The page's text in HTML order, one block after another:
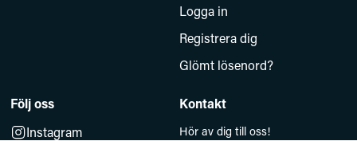
Logga in
Registrera dig
Glömt lösenord?
Följ oss
Instagram
Kontakt
Hör av dig till oss!